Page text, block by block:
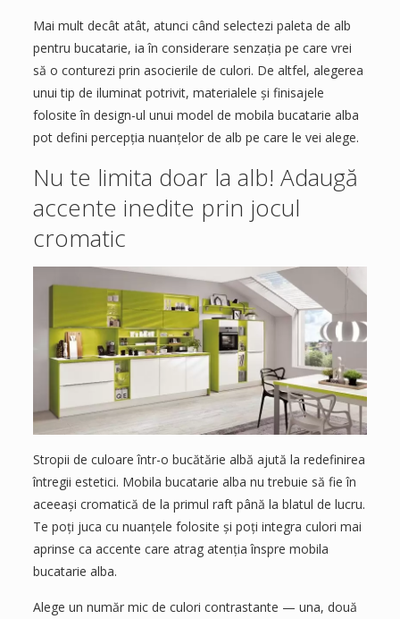
Mai mult decât atât, atunci când selectezi paleta de alb
pentru bucatarie, ia în considerare senzația pe care vrei
să o conturezi prin asocierile de culori. De altfel, alegerea
unui tip de iluminat potrivit, materialele și finisajele
folosite în design-ul unui model de mobila bucatarie alba
pot defini percepția nuanțelor de alb pe care le vei alege.
Nu te limita doar la alb! Adaugă
accente inedite prin jocul
cromatic
Stropii de culoare într-o bucătărie albă ajută la redefinirea
întregii estetici. Mobila bucatarie alba nu trebuie să fie în
aceeași cromatică de la primul raft până la blatul de lucru.
Te poți juca cu nuanțele folosite și poți integra culori mai
aprinse ca accente care atrag atenția înspre mobila
bucatarie alba.
Alege un număr mic de culori contrastante — una, două